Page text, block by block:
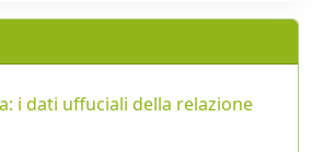
i dati uffuciali della relazione